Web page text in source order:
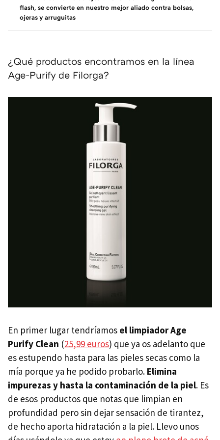
flash, se convierte en nuestro mejor aliado contra bolsas,
ojeras y arruguitas
¿Qué productos encontramos en la línea
Age-Purify de Filorga?
En primer lugar tendríamos el limpiador Age
Purify Clean (25,99 euros) que ya os adelanto que
es estupendo hasta para las pieles secas como la
mía porque ya he podido probarlo. Elimina
impurezas y hasta la contaminación de la piel. Es
de esos productos que notas que limpian en
profundidad pero sin dejar sensación de tirantez,
de hecho aporta hidratación a la piel. Llevo unos